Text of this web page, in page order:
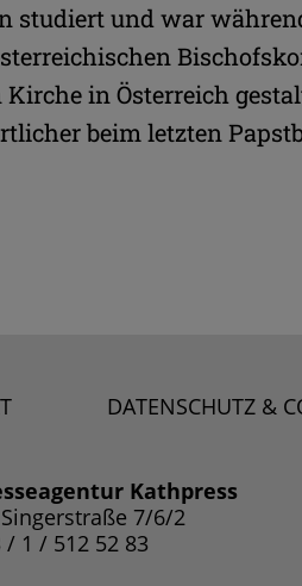
studiert und war
in Österreich
beim letzten
DATENSCHUTZ &
Kathpress
7/6/2
/ 1 / 512 52 83